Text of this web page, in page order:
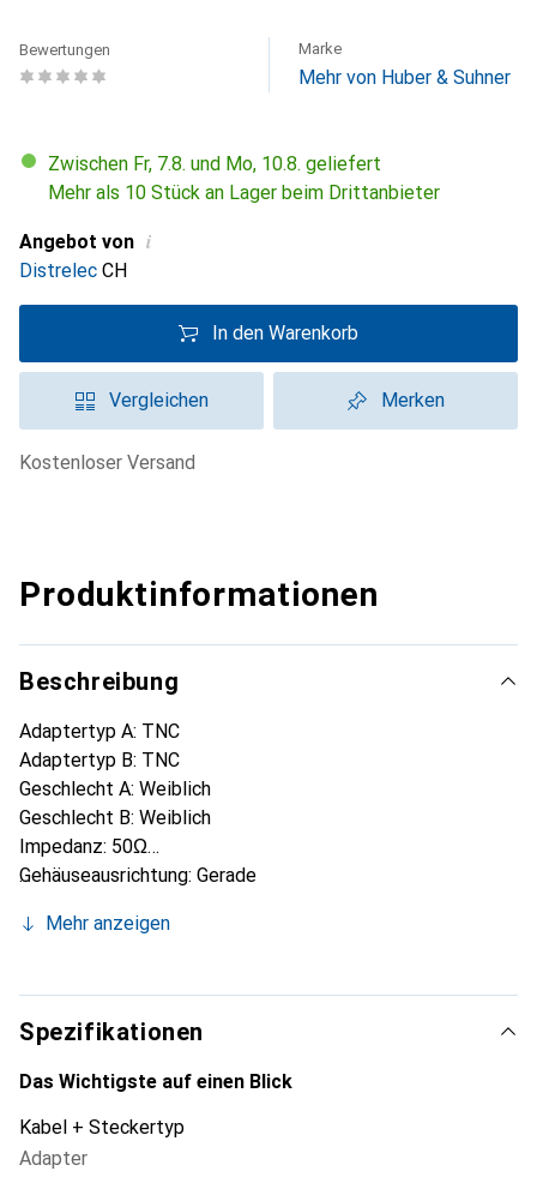
Bewertungen Marke
Mehr von Huber & Suhner
Zwischen Fr, 7.8. und Mo, 10.8. geliefert
Mehr als 10 Stück an Lager beim Drittanbieter
Angebot von i
Distrelec CH
In den Warenkorb
Vergleichen Merken
kostenloser Versand
Produktinformationen
Beschreibung
Adaptertyp A: TNC
Adaptertyp B: TNC
Geschlecht A: Weiblich
Geschlecht B: Weiblich
Impedanz: 50Ω
Gehäuseausrichtung: Gerade
Kontaktbeschichtung: Gold über Nickel
Gehäusebeschichtung: Weissbronze
Kontaktmaterial: Berylliumkupfer
Mehr anzeigen
Spezifikationen
Das Wichtigste auf einen Blick
Kabel + Steckertyp
Adapter